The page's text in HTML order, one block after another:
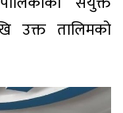
उक्त तालिमको